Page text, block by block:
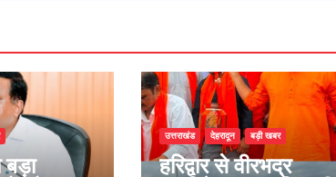
उत्तराखंड देहरादून बड़ी खबर
​हरिद्वार से वीरभद्र